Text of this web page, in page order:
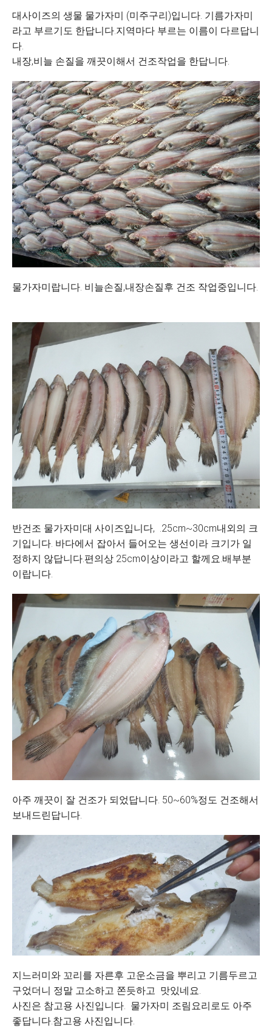
대사이즈의 생물 물가자미 (미주구리)입니다. 기름가자미
라고 부르기도 한답니다.지역마다 부르는 이름이 다르답니
다.
내장,비늘 손질을 깨끗이해서 건조작업을 한답니다.
물가자미랍니다. 비늘손질,내장손질후 건조 작업중입니다.
반건조 물가자미대 사이즈입니다, .25cm~30cm내외의 크
기입니다. 바다에서 잡아서 들어오는 생선이라 크기가 일
정하지 않답니다.편의상 25cm이상이라고 할께요.배부분
이랍니다.
아주 깨끗이 잘 건조가 되었답니다. 50~60%정도 건조해서
보내드린답니다.
지느러미와 꼬리를 자른후 고운소금을 뿌리고 기름두르고
구었더니 정말 고소하고 쫀듯하고 맛있네요.
사진은 참고용 사진입니다. 물가자미 조림요리로도 아주
좋답니다.참고용 사진입니다.